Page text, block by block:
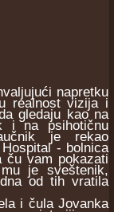
napretku
realnost vizija i
gledaju kao na
i na psihotičnu
je rekao
- bolnica
ču vam pokazati
je sveštenik,
od tih vratila
i čula Jovanka